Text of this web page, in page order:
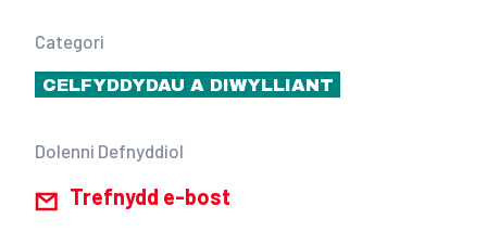
Categori
CELFYDDYDAU A DIWYLLIANT
Dolenni Defnyddiol
Trefnydd e-bost